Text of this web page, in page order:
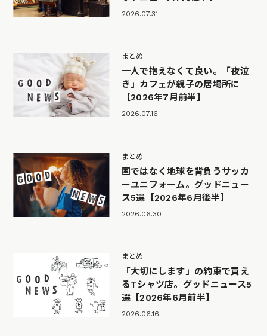
2026.07.31
まとめ
一人で抱えなくて良い。「夜泣
き」カフェが親子の居場所に
【2026年7月前半】
2026.07.16
まとめ
国ではなく地球を背負うサッカ
ーユニフォーム。グッドニュー
ス5選【2026年6月後半】
2026.06.30
まとめ
「大切にします」の約束で買え
るTシャツ店。グッドニュース5
選【2026年6月前半】
2026.06.16